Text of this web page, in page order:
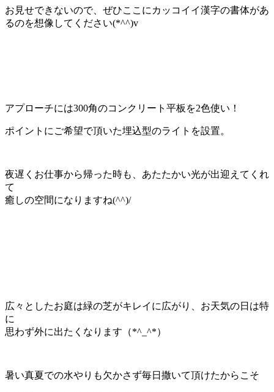
お見せできないので、ぜひここにカッコイイ漢字の書体があ
るのを想像してください(*^^)v
アプローチには300角のコンクリート平板を2色使い！
ポイントにご希望で頂いた埋込型のライトを設置。
夜遅くお仕事から帰った時も、あたたかい光が出迎えてくれ
て
癒しの空間になりますね(^^)/
広々としたお庭は緑の芝がキレイに広がり、お天気の日は特
に
思わず外に出たくなります（*^_^*）
暑い真夏での水やりも欠かさず毎日撒いて頂けたからこそ